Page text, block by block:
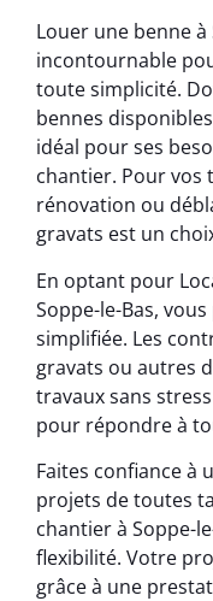
Louer une benne
incontournable
toute simplicité.
bennes
idéal pour ses
chantier. Pour vos
rénovation ou
gravats est un
En optant pour
Soppe-le-Bas,
simplifiée. Les
gravats ou autres
travaux sans
pour répondre à
Faites confiance à
projets de toutes
chantier à Soppe-
flexibilité. Votre
grâce à une